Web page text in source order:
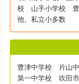
校 山手小学校 豊
他、私立小多数
豊津中学校 片山
第一中学校 吹田